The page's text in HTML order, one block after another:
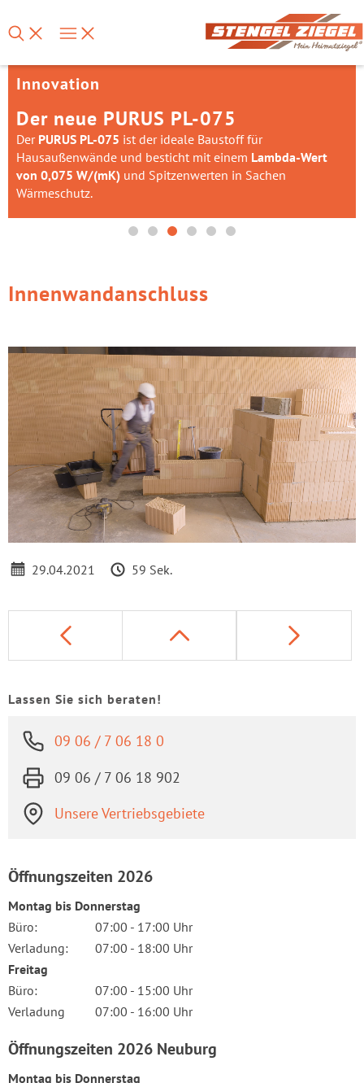
Innovation
Der neue PURUS PL-075
Der PURUS PL-075 ist der ideale Baustoff für
Hausaußenwände und besticht mit einem Lambda-Wert
von 0,075 W/(mK) und Spitzenwerten in Sachen
Wärmeschutz.
Innenwandanschluss
Unmute Loaded:
51.57%
29.04.2021 59 Sek.
Lassen Sie sich beraten!
09 06 / 7 06 18 0
09 06 / 7 06 18 902
Unsere Vertriebsgebiete
Öffnungszeiten 2026
Montag bis Donnerstag
Büro:
07:00 - 17:00 Uhr
Verladung:
07:00 - 18:00 Uhr
Freitag
Büro:
07:00 - 15:00 Uhr
Verladung
07:00 - 16:00 Uhr
Öffnungszeiten 2026 Neuburg
Montag bis Donnerstag